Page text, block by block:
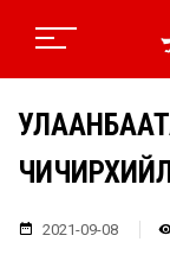
2021-09-08